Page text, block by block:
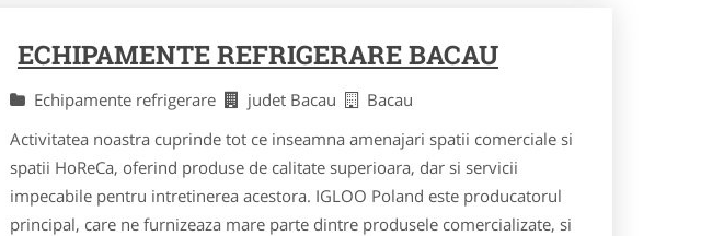
ECHIPAMENTE REFRIGERARE BACAU
Echipamente refrigerare judet Bacau
Bacau
Activitatea noastra cuprinde tot ce inseamna amenajari spatii comerciale si
spatii HoReCa, oferind produse de calitate superioara, dar si servicii
impecabile pentru intretinerea acestora. IGLOO Poland este producatorul
principal, care ne furnizeaza mare parte dintre produsele comercializate, si